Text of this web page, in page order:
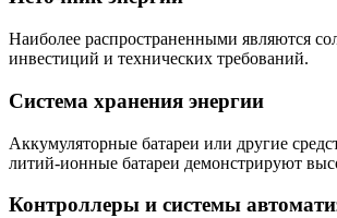
Наиболее распространенными являются
инвестиций и технических требований.
Система хранения энергии
Аккумуляторные батареи или другие
литий-ионные батареи демонстрируют
Контроллеры и системы